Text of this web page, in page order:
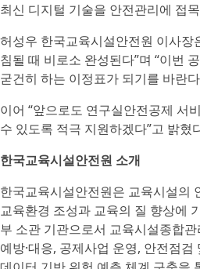
최신 디지털 기술을 안전관리에 접
허성우 한국교육시설안전원 이사
침될 때 비로소 완성된다”며 “이번
굳건히 하는 이정표가 되기를 바란
이어 “앞으로도 연구실안전공제 서
수 있도록 적극 지원하겠다”고 밝혔
한국교육시설안전원 소개
한국교육시설안전원은 교육시설의
교육환경 조성과 교육의 질 향상에
부 소관 기관으로서 교육시설종합
예방·대응, 공제사업 운영, 안전점